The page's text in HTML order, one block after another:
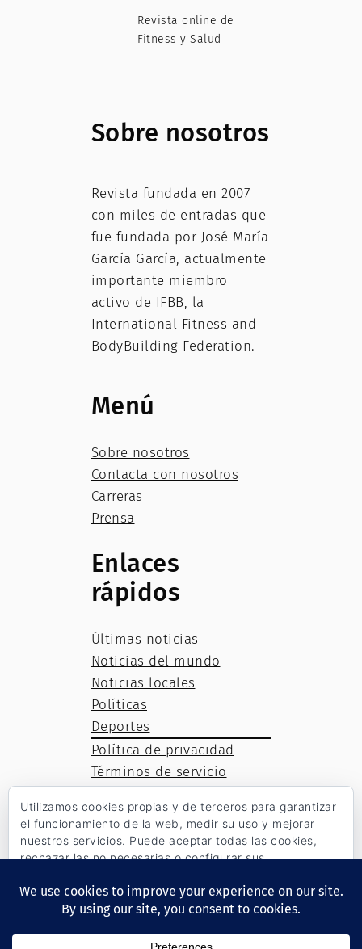
Revista online de
Fitness y Salud
Sobre nosotros
Revista fundada en 2007
con miles de entradas que
fue fundada por José María
García García, actualmente
importante miembro
activo de IFBB, la
International Fitness and
BodyBuilding Federation.
Menú
Sobre nosotros
Contacta con nosotros
Carreras
Prensa
Enlaces
rápidos
Últimas noticias
Noticias del mundo
Noticias locales
Políticas
Deportes
Política de privacidad
Términos de servicio
Utilizamos cookies propias y de terceros para garantizar
el funcionamiento de la web, medir su uso y mejorar
nuestros servicios. Puede aceptar todas las cookies,
rechazar las no necesarias o configurar sus
Aceptar todo